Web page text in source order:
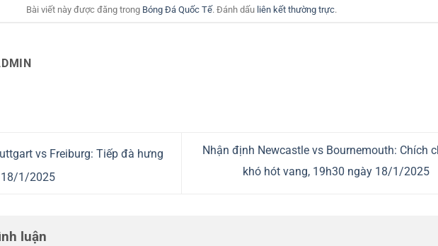
Bài viết này được đăng trong Bóng Đá Quốc Tế. Đánh dấu liên kết thường trực.
vs Freiburg: Tiếp đà hưng
18/1/2025
Nhận định Newcastle vs Bournemouth: Chích
khó hót vang, 19h30 ngày 18/1/2025
luận